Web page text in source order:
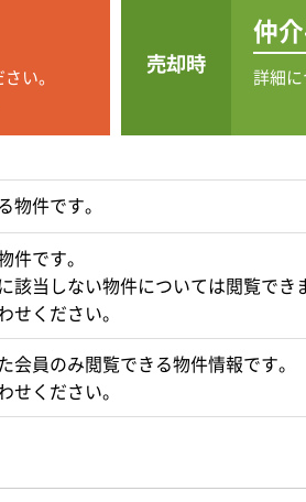
い。
売却時
仲
詳細
物件です。
件です。
該当しない物件については閲覧でき
せください。
員のみ閲覧できる物件情報です。
せください。